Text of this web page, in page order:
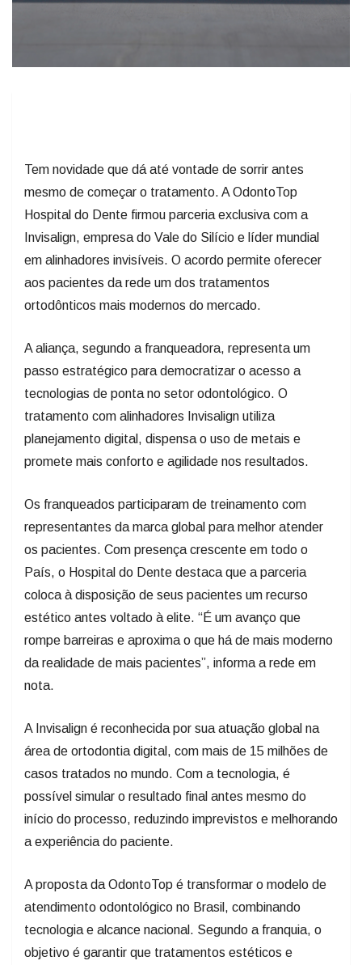
Tem novidade que dá até vontade de sorrir antes
mesmo de começar o tratamento. A OdontoTop
Hospital do Dente firmou parceria exclusiva com a
Invisalign, empresa do Vale do Silício e líder mundial
em alinhadores invisíveis. O acordo permite oferecer
aos pacientes da rede um dos tratamentos
ortodônticos mais modernos do mercado.
A aliança, segundo a franqueadora, representa um
passo estratégico para democratizar o acesso a
tecnologias de ponta no setor odontológico. O
tratamento com alinhadores Invisalign utiliza
planejamento digital, dispensa o uso de metais e
promete mais conforto e agilidade nos resultados.
Os franqueados participaram de treinamento com
representantes da marca global para melhor atender
os pacientes. Com presença crescente em todo o
País, o Hospital do Dente destaca que a parceria
coloca à disposição de seus pacientes um recurso
estético antes voltado à elite. “É um avanço que
rompe barreiras e aproxima o que há de mais moderno
da realidade de mais pacientes”, informa a rede em
nota.
A Invisalign é reconhecida por sua atuação global na
área de ortodontia digital, com mais de 15 milhões de
casos tratados no mundo. Com a tecnologia, é
possível simular o resultado final antes mesmo do
início do processo, reduzindo imprevistos e melhorando
a experiência do paciente.
A proposta da OdontoTop é transformar o modelo de
atendimento odontológico no Brasil, combinando
tecnologia e alcance nacional. Segundo a franquia, o
objetivo é garantir que tratamentos estéticos e